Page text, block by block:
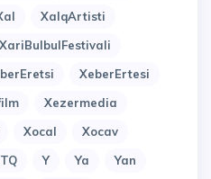
XalqArtisti
XariBulbulFestivali
XeberErtesi
Xezermedia
Xocal
Xocav
Y Ya
Yan